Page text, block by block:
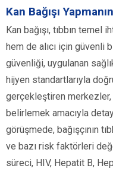
Kan Bağışı
Kan bağışı, tıbbın temel
hem de alıcı için güvenli
güvenliği, uygulanan
hijyen standartlarıyla
gerçekleştiren merkezler,
belirlemek amacıyla
görüşmede, bağışçının
ve bazı risk faktörleri
süreci, HIV, Hepatit B,